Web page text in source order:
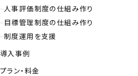
人事評価制度の仕組み作り
目標管理制度の仕組み作り
制度運用を支援
導入事例
プラン・料金